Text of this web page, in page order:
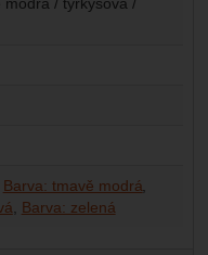
Barva: tmavě modrá
Barva: zelená